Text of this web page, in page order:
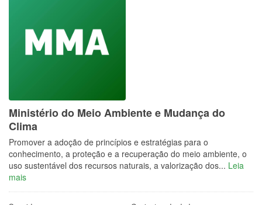
Ministério do Meio Ambiente e Mudança do
Clima
Promover a adoção de princípios e estratégias para o
conhecimento, a proteção e a recuperação do meio ambiente, o
uso sustentável dos recursos naturais, a valorização dos... Leia
mais